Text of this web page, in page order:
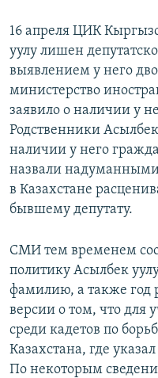
16 апреля ЦИК
уулу лишен
выявлением у него
министерство
заявило о наличии у
Родственники
наличии у него
назвали
в Казахстане
бывшему депутату.
СМИ тем временем
политику Асылбек
фамилию, а также год
версии о том, что для
среди кадетов по
Казахстана, где
По некоторым